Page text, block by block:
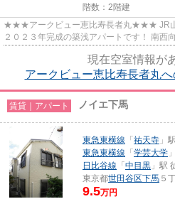
階数：2階建
★★★アークビュー恵比寿長者丸★★★ JR山
２０２３年完成の築浅アパートです！ 南西
現在空室情報が
アークビュー恵比寿長者丸
賃貸｜アパート ノイエ下馬
東急東横線 「 祐天寺 」
東急東横線 「 学芸大学
日比谷線 「 中目黒 」駅
東京都世田谷区下馬 ５
9.5万円